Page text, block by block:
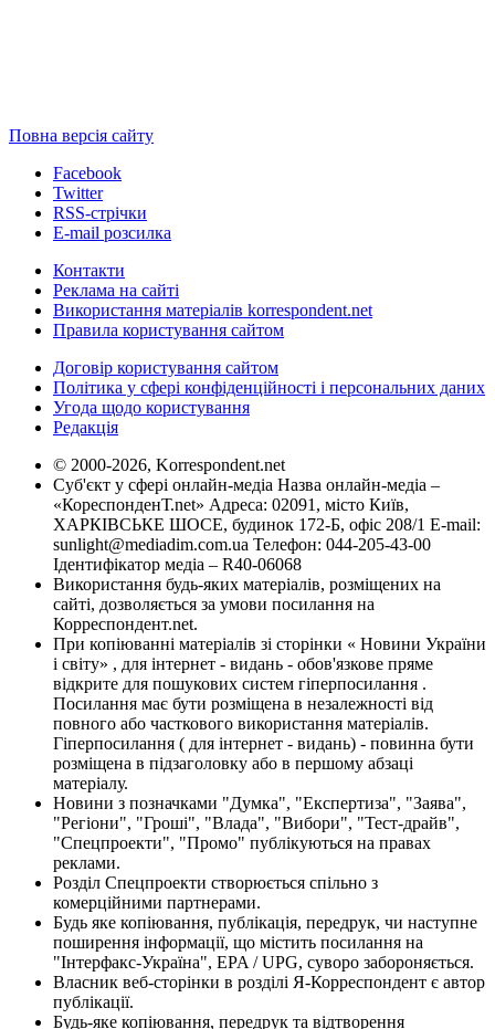
Повна версія сайту
Facebook
Twitter
RSS-стрічки
E-mail розсилка
Контакти
Реклама на сайті
Використання матеріалів korrespondent.net
Правила користування сайтом
Договір користування сайтом
Політика у сфері конфіденційності і персональних даних
Угода щодо користування
Редакція
© 2000-2026, Korrespondent.net
Суб'єкт у сфері онлайн-медіа Назва онлайн-медіа –
«КореспонденТ.net» Адреса: 02091, місто Київ,
ХАРКІВСЬКЕ ШОСЕ, будинок 172-Б, офіс 208/1 E-mail:
sunlight@mediadim.com.ua Телефон: 044-205-43-00
Ідентифікатор медіа – R40-06068
Використання будь-яких матеріалів, розміщених на
сайті, дозволяється за умови посилання на
Корреспондент.net.
При копіюванні матеріалів зі сторінки « Новини України
і світу» , для інтернет - видань - обов'язкове пряме
відкрите для пошукових систем гіперпосилання .
Посилання має бути розміщена в незалежності від
повного або часткового використання матеріалів.
Гіперпосилання ( для інтернет - видань) - повинна бути
розміщена в підзаголовку або в першому абзаці
матеріалу.
Новини з позначками "Думка", "Експертиза", "Заява",
"Регіони", "Гроші", "Влада", "Вибори", "Тест-драйв",
"Спецпроекти", "Промо" публікуються на правах
реклами.
Розділ Спецпроекти створюється спільно з
комерційними партнерами.
Будь яке копіювання, публікація, передрук, чи наступне
поширення інформації, що містить посилання на
"Інтерфакс-Україна", EPA / UPG, суворо забороняється.
Власник веб-сторінки в розділі Я-Корреспондент є автор
публікації.
Будь-яке копіювання, передрук та відтворення